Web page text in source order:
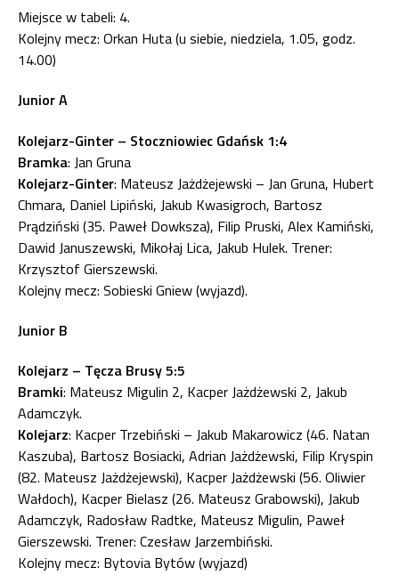
Miejsce w tabeli: 4.
Kolejny mecz: Orkan Huta (u siebie, niedziela, 1.05, godz.
14.00)
Junior A
Kolejarz-Ginter – Stoczniowiec Gdańsk 1:4
Bramka: Jan Gruna
Kolejarz-Ginter: Mateusz Jażdżejewski – Jan Gruna, Hubert
Chmara, Daniel Lipiński, Jakub Kwasigroch, Bartosz
Prądziński (35. Paweł Dowksza), Filip Pruski, Alex Kamiński,
Dawid Januszewski, Mikołaj Lica, Jakub Hulek. Trener:
Krzysztof Gierszewski.
Kolejny mecz: Sobieski Gniew (wyjazd).
Junior B
Kolejarz – Tęcza Brusy 5:5
Bramki: Mateusz Migulin 2, Kacper Jażdżewski 2, Jakub
Adamczyk.
Kolejarz: Kacper Trzebiński – Jakub Makarowicz (46. Natan
Kaszuba), Bartosz Bosiacki, Adrian Jażdżewski, Filip Kryspin
(82. Mateusz Jażdżejewski), Kacper Jażdżewski (56. Oliwier
Wałdoch), Kacper Bielasz (26. Mateusz Grabowski), Jakub
Adamczyk, Radosław Radtke, Mateusz Migulin, Paweł
Gierszewski. Trener: Czesław Jarzembiński.
Kolejny mecz: Bytovia Bytów (wyjazd)